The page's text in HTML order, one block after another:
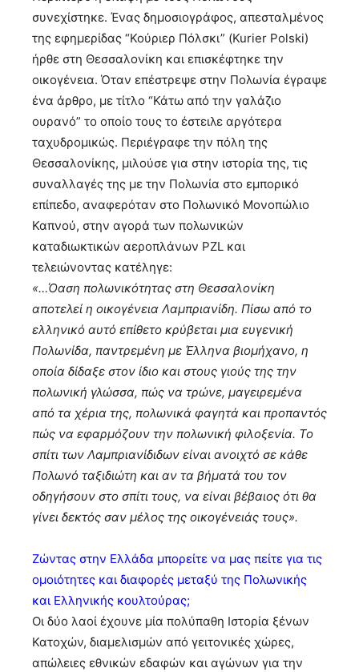
συνεχίστηκε. Ένας δημοσιογράφος, απεσταλμένος
της εφημερίδας “Κούριερ Πόλσκι” (Kurier Polski)
ήρθε στη Θεσσαλονίκη και επισκέφτηκε την
οικογένεια. Όταν επέστρεψε στην Πολωνία έγραψε
ένα άρθρο, με τίτλο “Κάτω από την γαλάζιο
ουρανό” το οποίο τους το έστειλε αργότερα
ταχυδρομικώς. Περιέγραφε την πόλη της
Θεσσαλονίκης, μιλούσε για στην ιστορία της, τις
συναλλαγές της με την Πολωνία στο εμπορικό
επίπεδο, αναφερόταν στο Πολωνικό Μονοπώλιο
Καπνού, στην αγορά των πολωνικών
καταδιωκτικών αεροπλάνων PZL και
τελειώνοντας κατέληγε:
«…Όαση πολωνικότητας στη Θεσσαλονίκη
αποτελεί η οικογένεια Λαμπριανίδη. Πίσω από το
ελληνικό αυτό επίθετο κρύβεται μια ευγενική
Πολωνίδα, παντρεμένη με Έλληνα βιομήχανο, η
οποία δίδαξε στον ίδιο και στους γιούς της την
πολωνική γλώσσα, πώς να τρώνε, μαγειρεμένα
από τα χέρια της, πολωνικά φαγητά και προπαντός
πώς να εφαρμόζουν την πολωνική φιλοξενία. Το
σπίτι των Λαμπριανίδιδων είναι ανοιχτό σε κάθε
Πολωνό ταξιδιώτη και αν τα βήματά του τον
οδηγήσουν στο σπίτι τους, να είναι βέβαιος ότι θα
γίνει δεκτός σαν μέλος της οικογένειάς τους».
Ζώντας στην Ελλάδα μπορείτε να μας πείτε για τις
ομοιότητες και διαφορές μεταξύ της Πολωνικής
και Ελληνικής κουλτούρας;
Οι δύο λαοί έχουνε μία πολύπαθη Ιστορία ξένων
Κατοχών, διαμελισμών από γειτονικές χώρες,
απώλειες εθνικών εδαφών και αγώνων για την